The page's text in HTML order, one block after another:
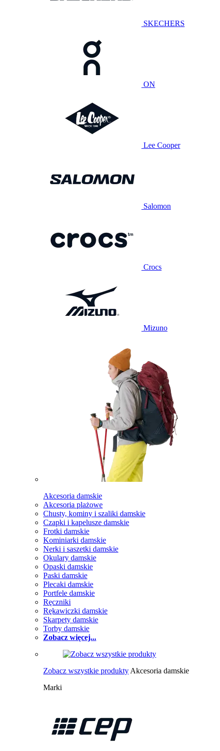
SKECHERS
ON
Lee Cooper
Salomon
Crocs
Mizuno
Akcesoria damskie
Akcesoria plażowe
Chusty, kominy i szaliki damskie
Czapki i kapelusze damskie
Frotki damskie
Kominiarki damskie
Nerki i saszetki damskie
Okulary damskie
Opaski damskie
Paski damskie
Plecaki damskie
Portfele damskie
Ręczniki
Rękawiczki damskie
Skarpety damskie
Torby damskie
Zobacz więcej...
Zobacz wszystkie produkty Akcesoria damskie
Marki